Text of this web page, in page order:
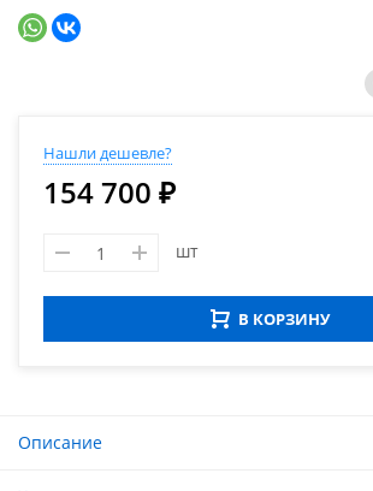
Нашли дешевле?
154 700 ₽
шт
В КОРЗИНУ
Описание